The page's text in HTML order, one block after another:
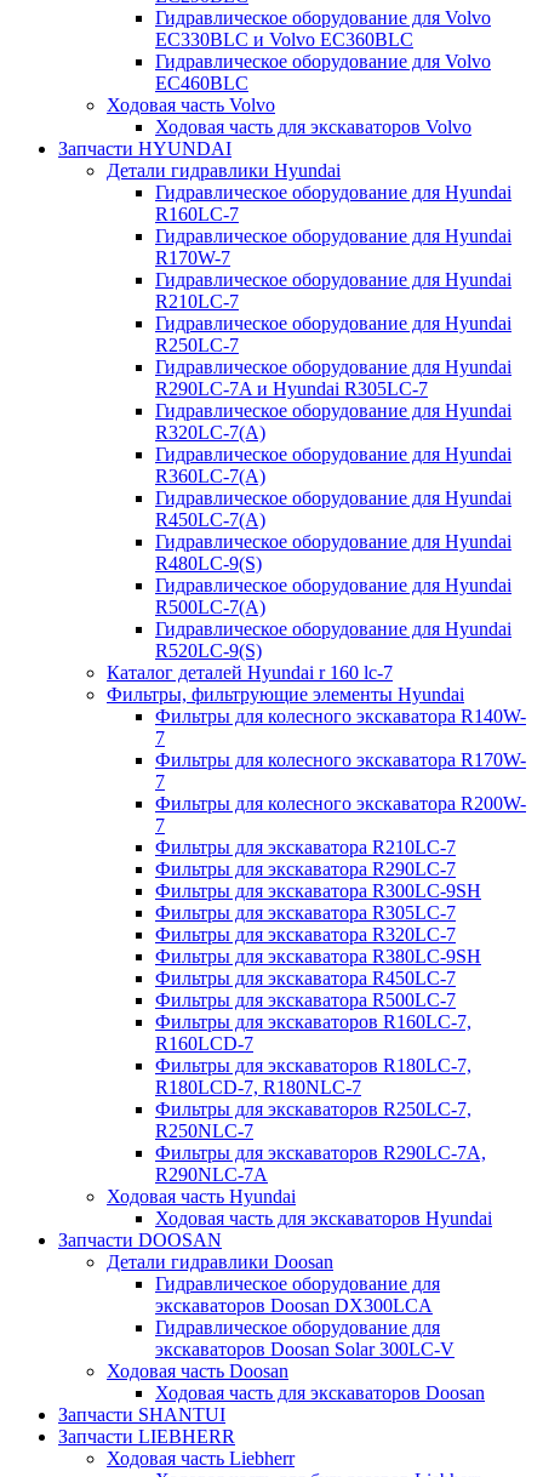
Гидравлическое оборудование для Volvo
EC330BLC и Volvo EC360BLC
Гидравлическое оборудование для Volvo
EC460BLC
Ходовая часть Volvo
Ходовая часть для экскаваторов Volvo
Запчасти HYUNDAI
Детали гидравлики Hyundai
Гидравлическое оборудование для Hyundai
R160LC-7
Гидравлическое оборудование для Hyundai
R170W-7
Гидравлическое оборудование для Hyundai
R210LC-7
Гидравлическое оборудование для Hyundai
R250LC-7
Гидравлическое оборудование для Hyundai
R290LC-7A и Hyundai R305LC-7
Гидравлическое оборудование для Hyundai
R320LC-7(A)
Гидравлическое оборудование для Hyundai
R360LC-7(A)
Гидравлическое оборудование для Hyundai
R450LC-7(A)
Гидравлическое оборудование для Hyundai
R480LC-9(S)
Гидравлическое оборудование для Hyundai
R500LC-7(A)
Гидравлическое оборудование для Hyundai
R520LC-9(S)
Каталог деталей Hyundai r 160 lc-7
Фильтры, фильтрующие элементы Hyundai
Фильтры для колесного экскаватора R140W-
7
Фильтры для колесного экскаватора R170W-
7
Фильтры для колесного экскаватора R200W-
7
Фильтры для экскаватора R210LC-7
Фильтры для экскаватора R290LC-7
Фильтры для экскаватора R300LC-9SH
Фильтры для экскаватора R305LC-7
Фильтры для экскаватора R320LC-7
Фильтры для экскаватора R380LC-9SH
Фильтры для экскаватора R450LC-7
Фильтры для экскаватора R500LC-7
Фильтры для экскаваторов R160LC-7,
R160LCD-7
Фильтры для экскаваторов R180LC-7,
R180LCD-7, R180NLC-7
Фильтры для экскаваторов R250LC-7,
R250NLC-7
Фильтры для экскаваторов R290LC-7A,
R290NLC-7A
Ходовая часть Hyundai
Ходовая часть для экскаваторов Hyundai
Запчасти DOOSAN
Детали гидравлики Doosan
Гидравлическое оборудование для
экскаваторов Doosan DX300LCA
Гидравлическое оборудование для
экскаваторов Doosan Solar 300LC-V
Ходовая часть Doosan
Ходовая часть для экскаваторов Doosan
Запчасти SHANTUI
Запчасти LIEBHERR
Ходовая часть Liebherr